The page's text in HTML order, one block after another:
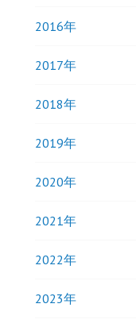
2016年
2017年
2018年
2019年
2020年
2021年
2022年
2023年